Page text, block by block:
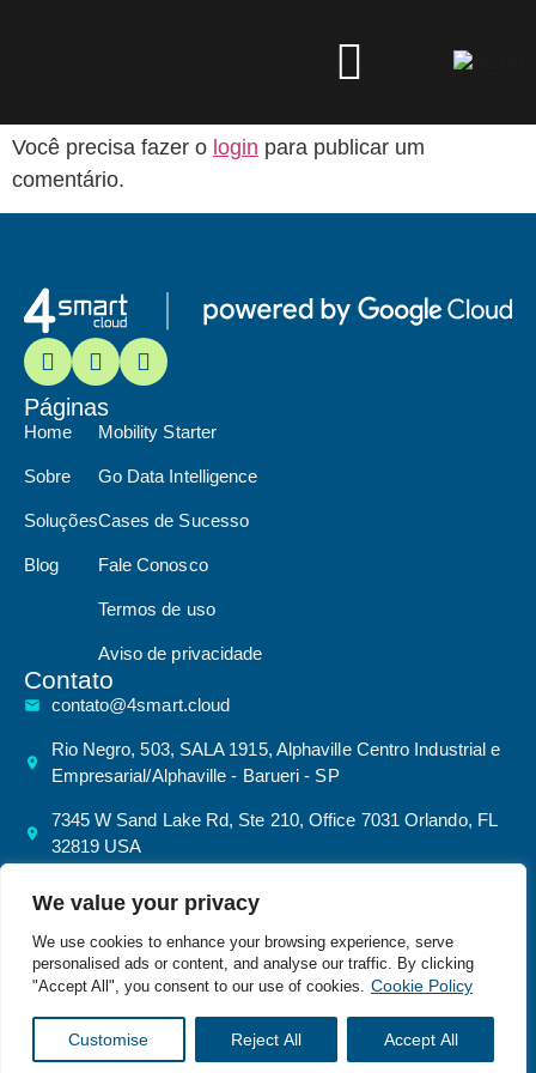
We value your privacy
We use cookies to enhance your browsing experience, serve
personalised ads or content, and analyse our traffic. By clicking
"Accept All", you consent to our use of cookies. Cookie Policy
Customise Reject All Accept All
Deixe um comentário
Você precisa fazer o login para publicar um
comentário.
Páginas
Home
Sobre
Soluções
Blog
Mobility Starter
Go Data Intelligence
Cases de Sucesso
Fale Conosco
Termos de uso
Aviso de privacidade
Contato
contato@4smart.cloud
Rio Negro, 503, SALA 1915, Alphaville Centro Industrial e
Empresarial/Alphaville - Barueri - SP
7345 W Sand Lake Rd, Ste 210, Office 7031 Orlando, FL
32819 USA
©20264 Smart Cloud – Todos
Direitos Reservados | | CNPJ:
52.687.503/0001-80
Política de Privacidade
Desenvolvido por